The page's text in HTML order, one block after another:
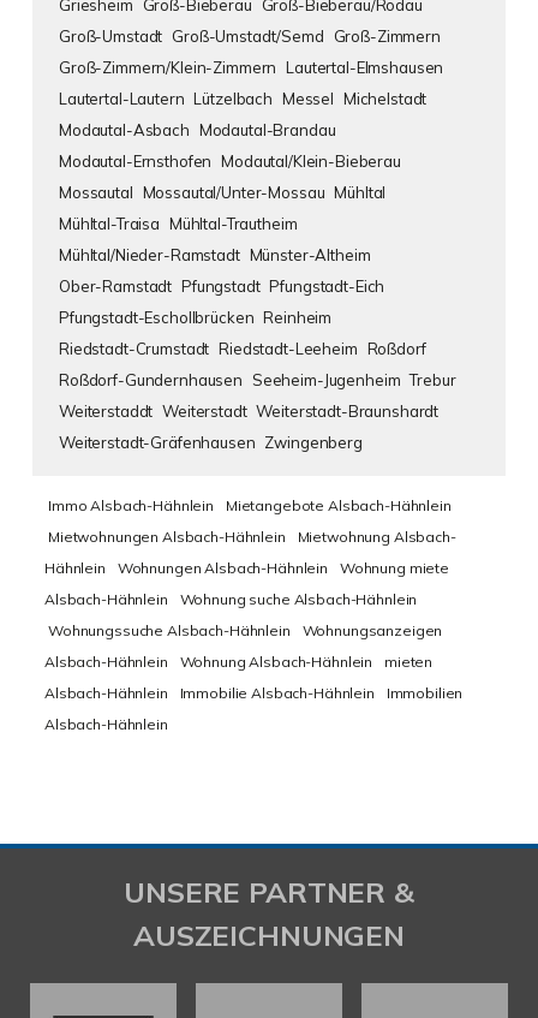
Griesheim
Groß-Bieberau
Groß-Bieberau/Rodau
Groß-Umstadt Groß-Umstadt/Semd
Groß-Zimmern
Groß-Zimmern/Klein-Zimmern Lautertal-Elmshausen
Lautertal-Lautern Lützelbach Messel Michelstadt
Modautal-Asbach Modautal-Brandau
Modautal-Ernsthofen Modautal/Klein-Bieberau
Mossautal Mossautal/Unter-Mossau Mühltal
Mühltal-Traisa Mühltal-Trautheim
Mühltal/Nieder-Ramstadt Münster-Altheim
Ober-Ramstadt Pfungstadt Pfungstadt-Eich
Pfungstadt-Eschollbrücken Reinheim
Riedstadt-Crumstadt Riedstadt-Leeheim Roßdorf
Roßdorf-Gundernhausen Seeheim-Jugenheim Trebur
Weiterstaddt Weiterstadt Weiterstadt-Braunshardt
Weiterstadt-Gräfenhausen Zwingenberg
Immo Alsbach-Hähnlein
Mietangebote Alsbach-Hähnlein
Mietwohnungen Alsbach-Hähnlein
Mietwohnung Alsbach-
Hähnlein
Wohnungen Alsbach-Hähnlein
Wohnung miete
Alsbach-Hähnlein
Wohnung suche Alsbach-Hähnlein
Wohnungssuche Alsbach-Hähnlein
Wohnungsanzeigen
Alsbach-Hähnlein
Wohnung Alsbach-Hähnlein
mieten
Alsbach-Hähnlein
Immobilie Alsbach-Hähnlein
Immobilien
Alsbach-Hähnlein
UNSERE PARTNER &
AUSZEICHNUNGEN